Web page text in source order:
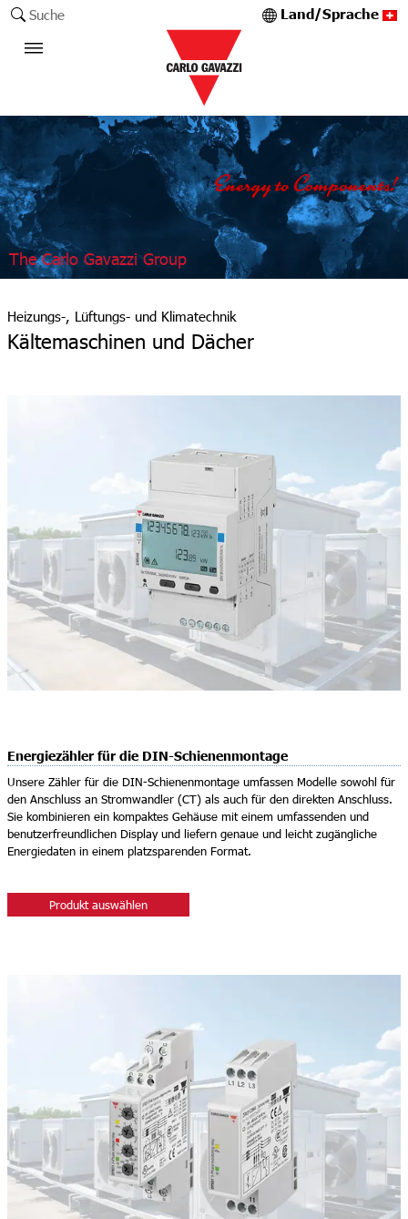
Suche Land/Sprache
The Carlo Gavazzi Group
Heizungs-, Lüftungs- und Klimatechnik
Kältemaschinen und Dächer
Energiezähler für die DIN-Schienenmontage
Unsere Zähler für die DIN-Schienenmontage umfassen Modelle sowohl für
den Anschluss an Stromwandler (CT) als auch für den direkten Anschluss.
Sie kombinieren ein kompaktes Gehäuse mit einem umfassenden und
benutzerfreundlichen Display und liefern genaue und leicht zugängliche
Energiedaten in einem platzsparenden Format.
Produkt auswählen